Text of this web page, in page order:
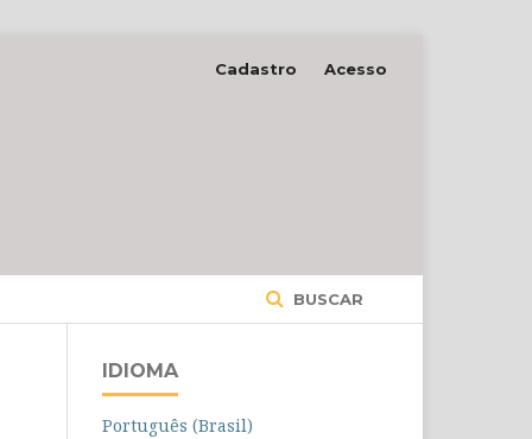
BUSCAR
Cadastro Acesso
IDIOMA
Português (Brasil)